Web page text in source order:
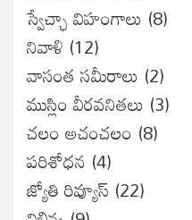
స్వేచ్ఛా విహంగాలు (8)
నివాళి (12)
వాసంత సమీరాలు (2)
ముస్లిం వీరవనితలు (3)
చలం అచంచలం (8)
ప‌రిశోధ‌న‌ (4)
జ్యోతి రివ్యూస్ (22)